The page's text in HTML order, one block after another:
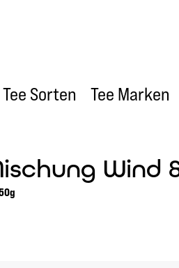
Tee Sorten Tee Marken
Wind